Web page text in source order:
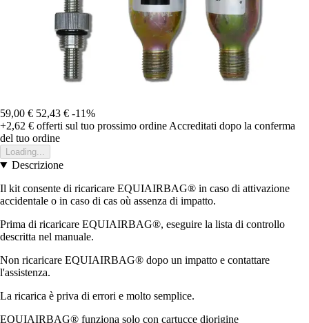
59,00 € 52,43 € -11%
+2,62 € offerti sul tuo prossimo ordine Accreditati dopo la conferma
del tuo ordine
Loading...
Descrizione
Il kit consente di ricaricare EQUIAIRBAG® in caso di attivazione
accidentale o in caso di cas où assenza di impatto.
Prima di ricaricare EQUIAIRBAG®, eseguire la lista di controllo
descritta nel manuale.
Non ricaricare EQUIAIRBAG® dopo un impatto e contattare
l'assistenza.
La ricarica è priva di errori e molto semplice.
EQUIAIRBAG® funziona solo con cartucce diorigine